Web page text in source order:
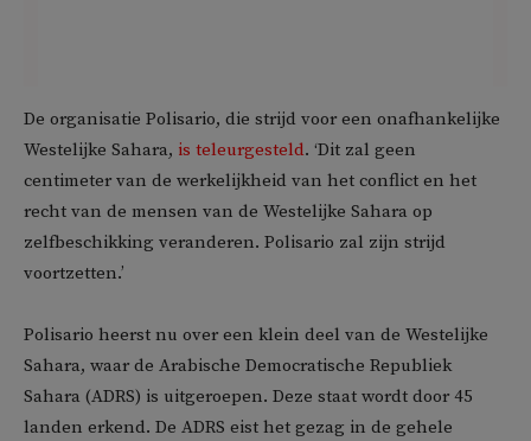
De organisatie Polisario, die strijd voor een onafhankelijke
Westelijke Sahara, is teleurgesteld. ‘Dit zal geen
centimeter van de werkelijkheid van het conflict en het
recht van de mensen van de Westelijke Sahara op
zelfbeschikking veranderen. Polisario zal zijn strijd
voortzetten.’
Polisario heerst nu over een klein deel van de Westelijke
Sahara, waar de Arabische Democratische Republiek
Sahara (ADRS) is uitgeroepen. Deze staat wordt door 45
landen erkend. De ADRS eist het gezag in de gehele